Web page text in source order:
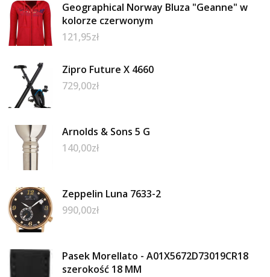
Geographical Norway Bluza "Geanne" w
kolorze czerwonym
121,95zł
Zipro Future X 4660
729,00zł
Arnolds & Sons 5 G
140,00zł
Zeppelin Luna 7633-2
990,00zł
Pasek Morellato - A01X5672D73019CR18
szerokość 18 MM